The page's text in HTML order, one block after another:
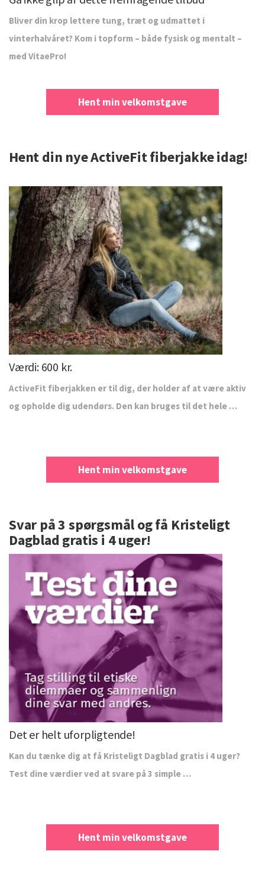
Bliver din krop lettere tung, træt og udmattet i
vinterhalvåret? Kom i topform – både fysisk og mentalt –
med VitaePro!
Hent min velkomstgave
Hent din nye ActiveFit fiberjakke idag!
Værdi: 600 kr.
ActiveFit fiberjakken er til dig, der holder af at være aktiv
og opholde dig udendørs. Den kan bruges til det hele …
Hent min velkomstgave
Svar på 3 spørgsmål og få Kristeligt
Dagblad gratis i 4 uger!
Det er helt uforpligtende!
Kan du tænke dig at få Kristeligt Dagblad gratis i 4 uger?
Test dine værdier ved at svare på 3 simple …
Hent min velkomstgave